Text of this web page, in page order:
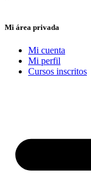
Mi área privada
Mi cuenta
Mi perfil
Cursos inscritos